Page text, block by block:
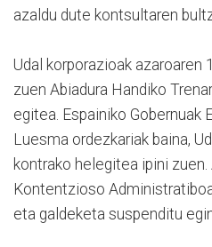
azaldu dute kontsultaren
Udal korporazioak azaroaren
zuen Abiadura Handiko
egitea. Espainiko Gobernuak
Luesma ordezkariak baina,
kontrako helegitea ipini
Kontentzioso
eta galdeketa suspenditu